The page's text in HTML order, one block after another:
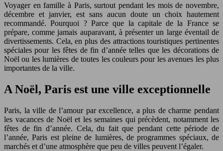
Voyager en famille à Paris, surtout pendant les mois de novembre,
décembre et janvier, est sans aucun doute un choix hautement
recommandé. Pourquoi ? Parce que la capitale de la France se
prépare, comme jamais auparavant, à présenter un large éventail de
divertissements. Cela, en plus des attractions touristiques pertinentes
spéciales pour les fêtes de fin d’année telles que les décorations de
Noël ou les lumières de toutes les couleurs pour les avenues les plus
importantes de la ville.
A Noël, Paris est une ville exceptionnelle
Paris, la ville de l’amour par excellence, a plus de charme pendant
les vacances de Noël et les semaines qui précèdent, notamment les
fêtes de fin d’année. Cela, du fait que pendant cette période de
l’année, Paris est pleine de lumières, de programmes spéciaux, de
marchés et d’une atmosphère que peu de villes peuvent l’égaler.